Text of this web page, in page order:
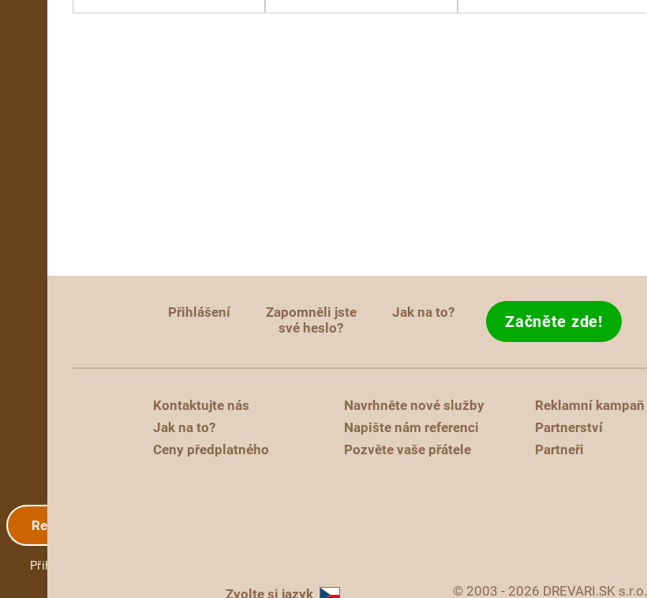
Registrace
Přihlášení
Přihlášení
Zapomněli jste
své heslo?
Jak na to? Začněte zde!
Kontaktujte nás
Jak na to?
Ceny předplatného
Navrhněte nové služby
Napište nám referenci
Pozvěte vaše přátele
Reklamní kampaň
Partnerství
Partneři
Zvolte si jazyk © 2003 - 2026 DREVARI.SK s.r.o.